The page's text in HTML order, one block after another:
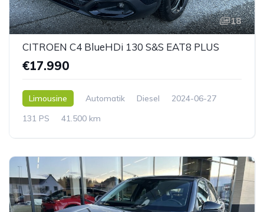
18
CITROEN C4 BlueHDi 130 S&S EAT8 PLUS
€17.990
Limousine Automatik Diesel
2024-06-27
131 PS
41.500 km